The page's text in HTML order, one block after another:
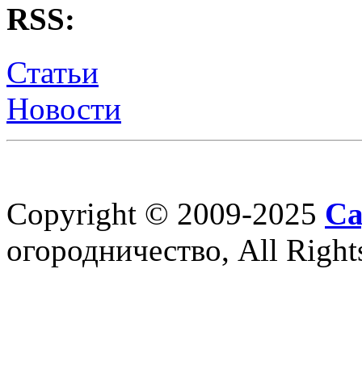
RSS:
Статьи
Новости
Copyright © 2009-2025
огородничество, All